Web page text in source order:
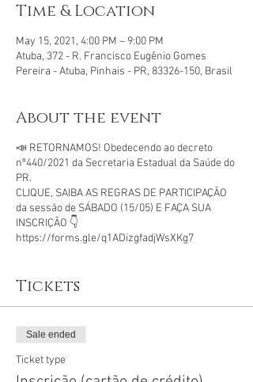
Time & Location
May 15, 2021, 4:00 PM – 9:00 PM
Atuba, 372 - R. Francisco Eugênio Gomes
Pereira - Atuba, Pinhais - PR, 83326-150, Brasil
About the event
📣 RETORNAMOS! Obedecendo ao decreto
nº440/2021 da Secretaria Estadual da Saúde do
PR.
CLIQUE, SAIBA AS REGRAS DE PARTICIPAÇÃO
da sessão de SÁBADO (15/05) E FAÇA SUA
INSCRIÇÃO 👇
https://forms.gle/q1ADizgfadjWsXKg7
Tickets
Sale ended
Ticket type